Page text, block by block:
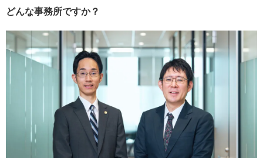
どんな事務所ですか？